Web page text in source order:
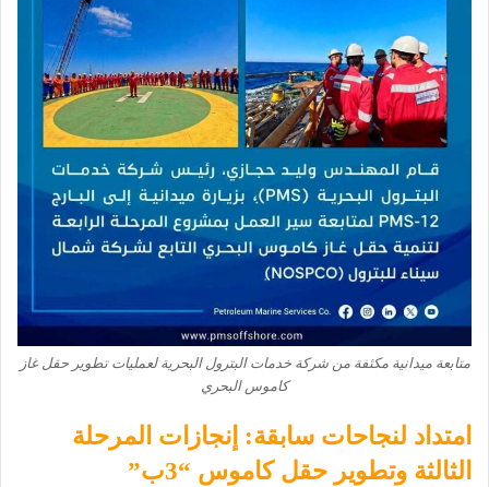
متابعة ميدانية مكثفة من شركة خدمات البترول البحرية لعمليات تطوير حقل غاز
كاموس البحري
امتداد لنجاحات سابقة: إنجازات المرحلة
الثالثة وتطوير حقل كاموس “3ب”